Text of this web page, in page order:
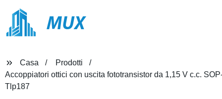
MUX
Casa
Prodotti
Accoppiatori ottici con uscita fototransistor da 1,15 V c.c.
Tlp187